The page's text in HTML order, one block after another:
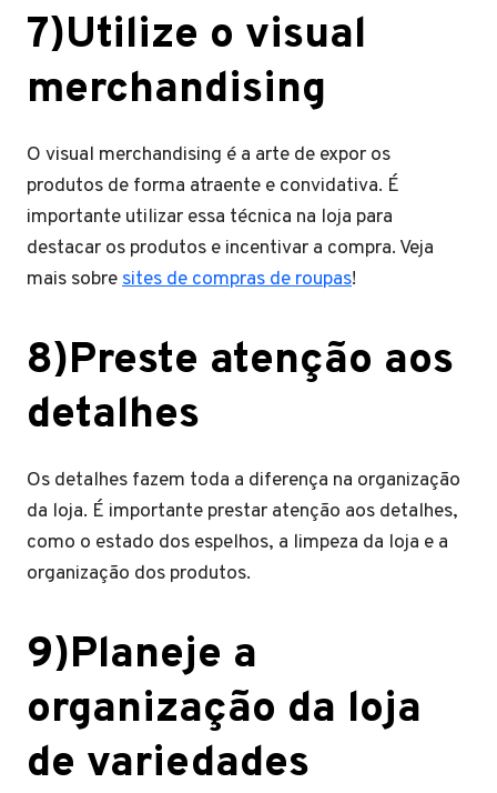
7)Utilize o visual
merchandising
O visual merchandising é a arte de expor os
produtos de forma atraente e convidativa. É
importante utilizar essa técnica na loja para
destacar os produtos e incentivar a compra. Veja
mais sobresites de compras de roupas!
8)Preste atenção aos
detalhes
Os detalhes fazem toda a diferença na organização
da loja. É importante prestar atenção aos detalhes,
como o estado dos espelhos, a limpeza da loja e a
organização dos produtos.
9)Planeje a
organização da loja
de variedades